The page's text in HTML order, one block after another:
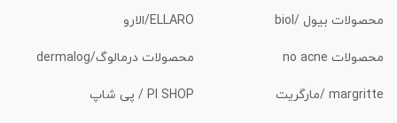
محصولات بیول /biol ELLARO/الارو
محصولات no acne محصولات درمالوگ/dermalog
margritte /مارگریت PI SHOP / پی شاپ